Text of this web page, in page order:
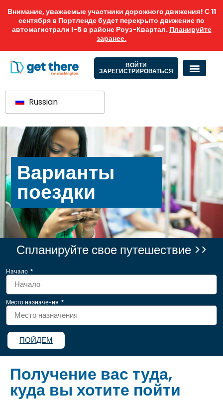
Внимание, уважаемые участники дорожного движения! С 11
сентября в Портленде будет перекрыто движение по
автомагистрали I-5 в районе Роуз-Квартал. Планируйте
заранее.
ВОЙТИ
ЗАРЕГИСТРИРОВАТЬСЯ
Russian
Варианты
поездки
Спланируйте свое путешествие >>
Начало
Место назначения
ПОЙДЕМ
Получение вас туда,
куда вы хотите пойти